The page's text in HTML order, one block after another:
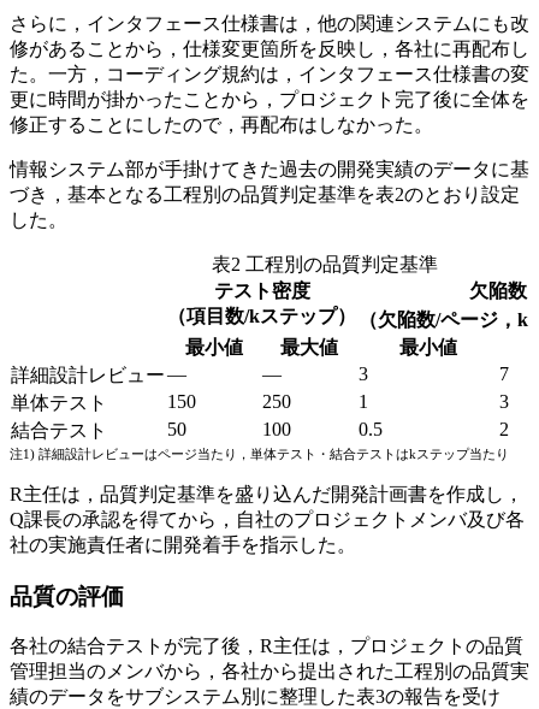
さらに，インタフェース仕様書は，他の関連システムにも改
修があることから，仕様変更箇所を反映し，各社に再配布し
た。一方，コーディング規約は，インタフェース仕様書の変
更に時間が掛かったことから，プロジェクト完了後に全体を
修正することにしたので，再配布はしなかった。
情報システム部が手掛けてきた過去の開発実績のデータに基
づき，基本となる工程別の品質判定基準を表2のとおり設定
した。
表2 工程別の品質判定基準
テスト密度
（項目数/kステップ）
欠陥数
（欠陥数/ページ，k
最小値
最大値
最小値
詳細設計レビュー— — 3
7
単体テスト
150 250 1
3
結合テスト
50 100 0.5 2
注1) 詳細設計レビューはページ当たり，単体テスト・結合テストはkステップ当たり
R主任は，品質判定基準を盛り込んだ開発計画書を作成し，
Q課長の承認を得てから，自社のプロジェクトメンバ及び各
社の実施責任者に開発着手を指示した。
品質の評価
各社の結合テストが完了後，R主任は，プロジェクトの品質
管理担当のメンバから，各社から提出された工程別の品質実
績のデータをサブシステム別に整理した表3の報告を受け